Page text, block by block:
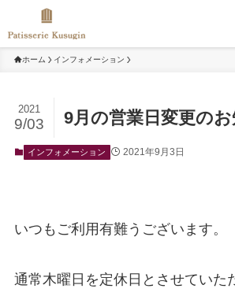
ホーム インフォメーション
9月の営業日変更の
2021
9/03
インフォメーション 2021年9月3日
いつもご利用有難うございます。
通常木曜日を定休日とさせていた